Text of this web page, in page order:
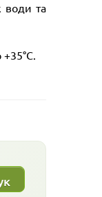
води та